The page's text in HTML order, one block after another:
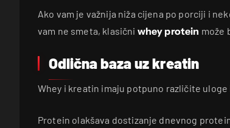
Ako vam je važnija niža cijena po porciji i
vam ne smeta, klasični whey protein može
Odlična baza uz kreatin
Whey i kreatin imaju potpuno različite uloge
Protein olakšava dostizanje dnevnog